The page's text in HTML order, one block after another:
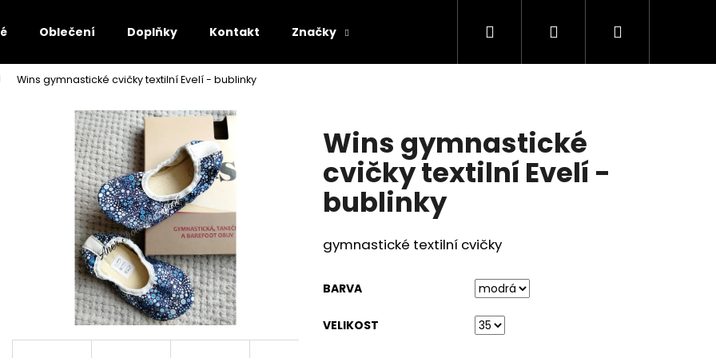
Oblečení Doplňky Kontakt Značky Hledat PřihlášeníNákupní
Wins gymnastické cvičky textilní Evelí - bublinky
Wins gymnastické
cvičky textilní Evelí -
bublinky
gymnastické textilní cvičky
BARVA
VELIKOST
Co potřebujete najít?
Doporučujeme